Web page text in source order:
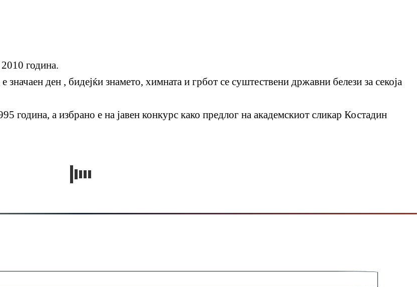
година.
ден , бидејќи знамето, химната и грбот се суштествени државни белези за секоја
година, а избрано е на јавен конкурс како предлог на академскиот сликар Костадин